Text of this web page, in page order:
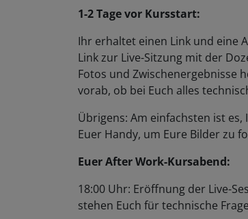
1-2 Tage vor Kursstart:
Ihr erhaltet einen Link und eine
Link zur Live-Sitzung mit der
Fotos und Zwischenergebnisse
vorab, ob bei Euch alles
Übrigens: Am einfachsten ist
Euer Handy, um Eure Bilder zu
Euer After Work-Kursabend:
18:00 Uhr: Eröffnung der Live-
stehen Euch für technische